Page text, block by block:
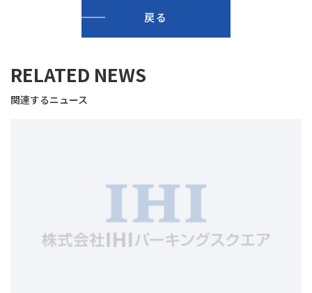
戻る
RELATED NEWS
関連するニュース